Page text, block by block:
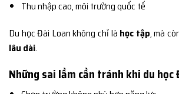
Thu nhập cao, môi trường quốc tế
Du học Đài Loan không chỉ là học tập, mà
lâu dài.
Những sai lầm cần tránh khi du học